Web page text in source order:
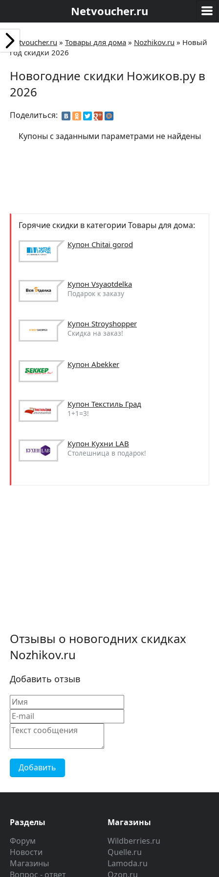
Netvoucher.ru
Netvoucher.ru » Товары для дома » Nozhikov.ru » Новый
год скидки 2026
Новогодние скидки Ножиков.ру в
2026
Поделиться:
Купоны с заданными параметрами не найдены
Горячие скидки в категории Товары для дома:
Купон Chitai gorod
Купон Vsyaotdelka
Подарок к заказу
Купон Stroyshopper
Скидка на заказ!
Купон Abekker
Купон Текстиль Град
1+1=3!
Купон Кухни LAB
Столешница в подарок!
Отзывы о новогодних скидках
Nozhikov.ru
Добавить отзыв
Добавить
Разделы
Форум
Новости
Магазины
Вопрос - ответ
Магазины
Wildberries.ru
Quelle.ru
Lamoda.ru
Ozon.ru